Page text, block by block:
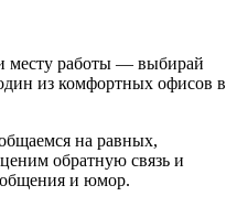
месту работы — выбирай
из комфортных офисов в
на равных,
обратную связь и
общения и юмор.